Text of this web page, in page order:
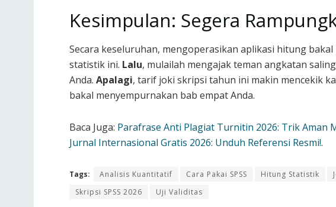
Kesimpulan: Segera
Secara keseluruhan, mengoperasikan aplikasi hitung
statistik ini. Lalu, mulailah mengajak teman angkatan
Anda. Apalagi, tarif joki skripsi tahun ini makin mencekik
bakal menyempurnakan bab empat Anda.
Baca Juga: Parafrase Anti Plagiat Turnitin 2026: Trik Aman
Jurnal Internasional Gratis 2026: Unduh Referensi Resmi!.
Tags: Analisis Kuantitatif Cara Pakai SPSS Hitung Statistik
Skripsi SPSS 2026
Uji Validitas